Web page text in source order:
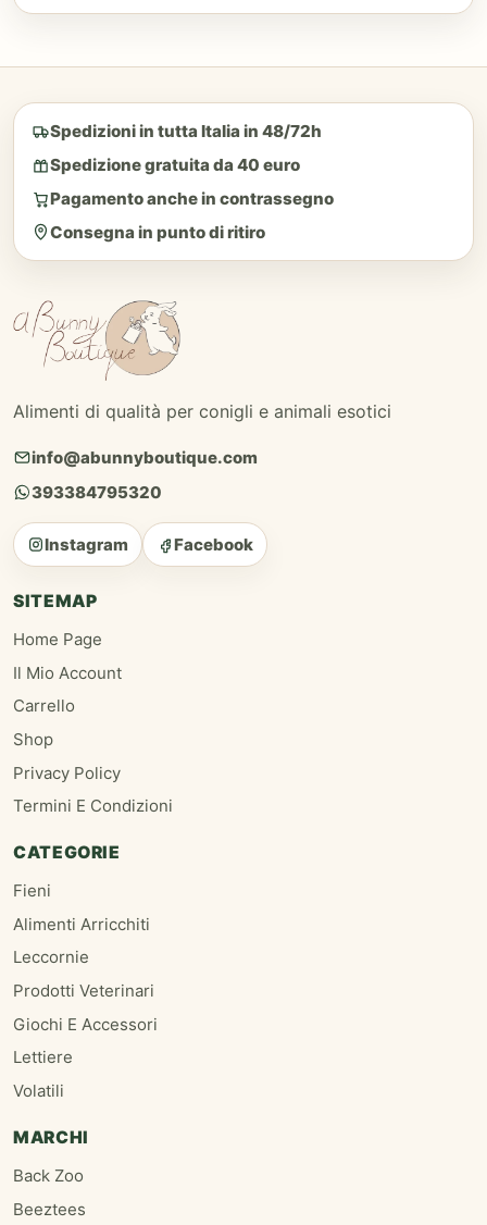
Spedizioni in tutta Italia in 48/72h
Spedizione gratuita da 40 euro
Pagamento anche in contrassegno
Consegna in punto di ritiro
Alimenti di qualità per conigli e animali esotici
info@abunnyboutique.com
393384795320
Instagram Facebook
SITEMAP
Home Page
Il Mio Account
Carrello
Shop
Privacy Policy
Termini E Condizioni
CATEGORIE
Fieni
Alimenti Arricchiti
Leccornie
Prodotti Veterinari
Giochi E Accessori
Lettiere
Volatili
MARCHI
Back Zoo
Beeztees